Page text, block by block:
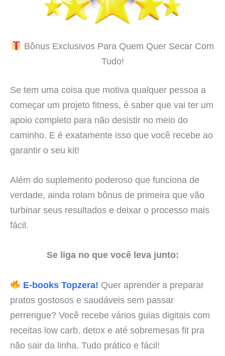
Bônus Exclusivos Para Quem Quer Secar Com
Tudo!
Se tem uma coisa que motiva qualquer pessoa a
começar um projeto fitness, é saber que vai ter um
apoio completo para não desistir no meio do
caminho. E é exatamente isso que você recebe ao
garantir o seu kit!
Além do suplemento poderoso que funciona de
verdade, ainda rolam bônus de primeira que vão
turbinar seus resultados e deixar o processo mais
fácil.
Se liga no que você leva junto:
E-books Topzera! Quer aprender a preparar
pratos gostosos e saudáveis sem passar
perrengue? Você recebe vários guias digitais com
receitas low carb, detox e até sobremesas fit pra
não sair da linha. Tudo prático e fácil!